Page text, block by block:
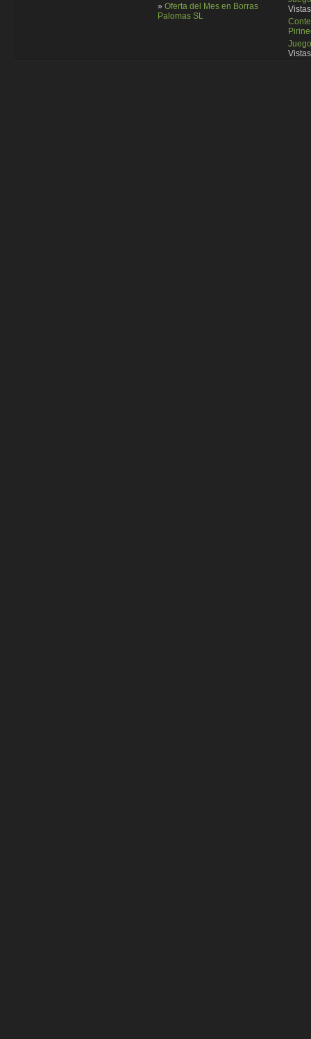
» Oferta del Mes en Borras
Palomas SL
Vistas
Vistas